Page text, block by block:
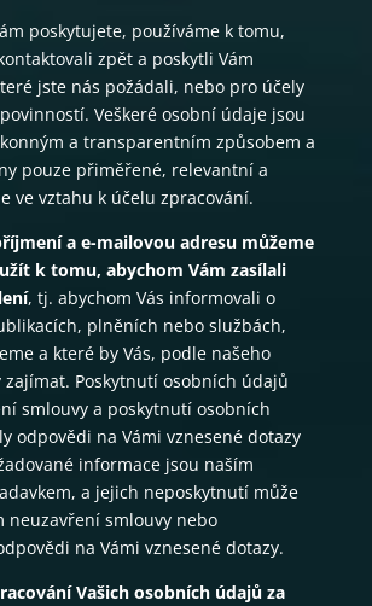
poskytujete, používáme k tomu,
zpět a poskytli Vám
jste nás požádali, nebo pro účely
Veškeré osobní údaje jsou
a transparentním způsobem a
pouze přiměřené, relevantní a
ve vztahu k účelu zpracování.
a e-mailovou adresu můžeme
k tomu, abychom Vám zasílali
, tj. abychom Vás informovali o
plněních nebo službách,
a které by Vás, podle našeho
zajímat. Poskytnutí osobních údajů
smlouvy a poskytnutí osobních
odpovědi na Vámi vznesené dotazy
informace jsou naším
a jejich neposkytnutí může
neuzavření smlouvy nebo
na Vámi vznesené dotazy.
Vašich osobních údajů za